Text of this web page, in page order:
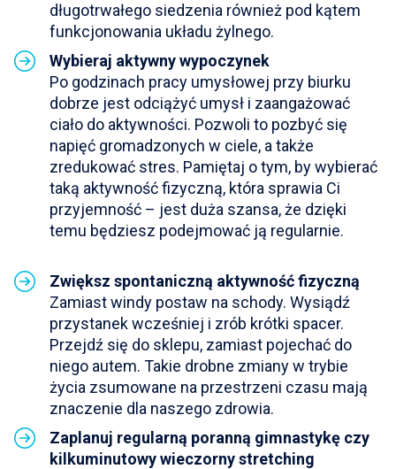
długotrwałego siedzenia również pod kątem
funkcjonowania układu żylnego.
Wybieraj aktywny wypoczynek
Po godzinach pracy umysłowej przy biurku
dobrze jest odciążyć umysł i zaangażować
ciało do aktywności. Pozwoli to pozbyć się
napięć gromadzonych w ciele, a także
zredukować stres. Pamiętaj o tym, by wybierać
taką aktywność fizyczną, która sprawia Ci
przyjemność – jest duża szansa, że dzięki
temu będziesz podejmować ją regularnie.
Zwiększ spontaniczną aktywność fizyczną
Zamiast windy postaw na schody. Wysiądź
przystanek wcześniej i zrób krótki spacer.
Przejdź się do sklepu, zamiast pojechać do
niego autem. Takie drobne zmiany w trybie
życia zsumowane na przestrzeni czasu mają
znaczenie dla naszego zdrowia.
Zaplanuj regularną poranną gimnastykę czy
kilkuminutowy wieczorny stretching